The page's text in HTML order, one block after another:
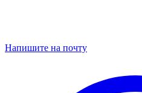
Напишите на почту